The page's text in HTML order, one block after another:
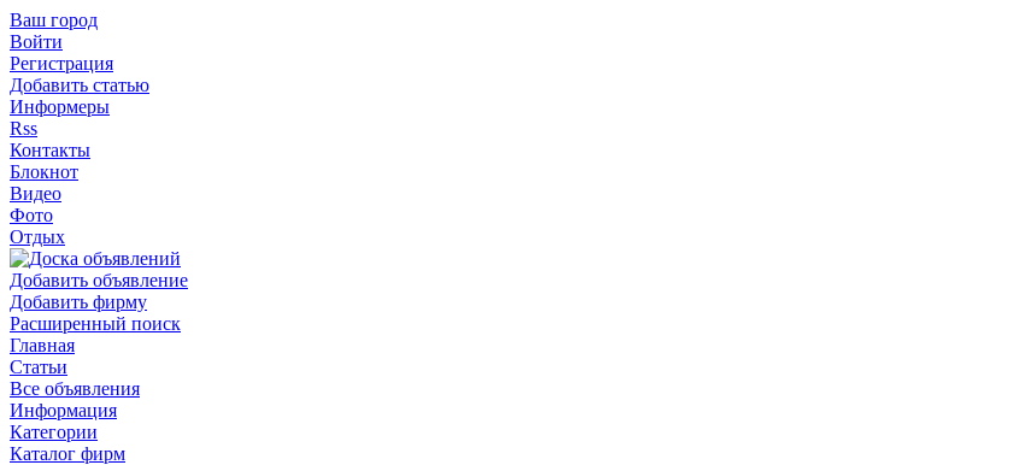
Ваш город
Войти
Регистрация
Добавить статью
Информеры
Rss
Контакты
Блокнот
Видео
Фото
Отдых
Добавить объявление
Добавить фирму
Расширенный поиск
Главная
Статьи
Все объявления
Информация
Категории
Каталог фирм